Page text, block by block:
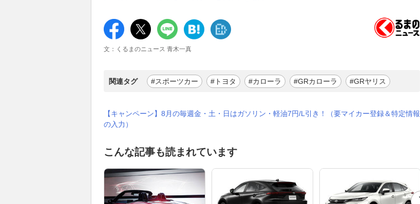
文：くるまのニュース 青木一真
関連タグ #スポーツカー #トヨタ #カローラ #GRカローラ #GRヤリス
【キャンペーン】8月の毎週金・土・日はガソリン・軽油7円/L引き！（要マイカー登録＆特定情報
の入力）
こんな記事も読まれています